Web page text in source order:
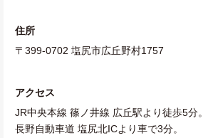
住所
〒399-0702 塩尻市広丘野村1757
アクセス
JR中央本線 篠ノ井線 広丘駅より徒歩5分。
長野自動車道 塩尻北ICより車で3分。